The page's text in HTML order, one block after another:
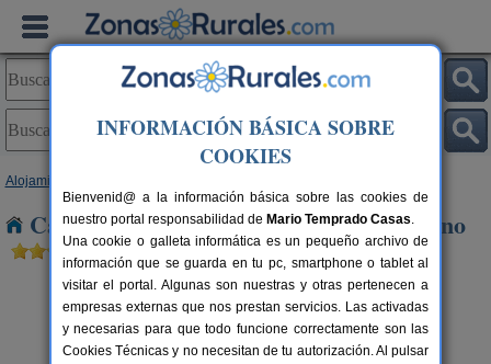
Alojamientos
Casas Rurales cerca de Moreleja del Vino
INFORMACIÓN BÁSICA SOBRE
COOKIES
Bienvenid@ a la información básica sobre las cookies de
nuestro portal responsabilidad de Mario Temprado Casas.
Una cookie o galleta informática es un pequeño archivo de
información que se guarda en tu pc, smartphone o tablet al
visitar el portal. Algunas son nuestras y otras pertenecen a
empresas externas que nos prestan servicios. Las activadas
y necesarias para que todo funcione correctamente son las
Cookies Técnicas y no necesitan de tu autorización. Al pulsar